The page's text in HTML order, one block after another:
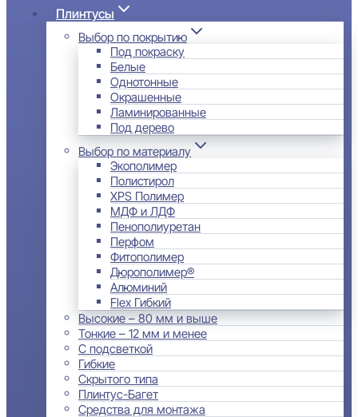
Плинтусы
Выбор по покрытию
Под покраску
Белые
Однотонные
Окрашенные
Ламинированные
Под дерево
Выбор по материалу
Экополимер
Полистирол
XPS Полимер
МДФ и ЛДФ
Пенополиуретан
Перфом
Фитополимер
Дюрополимер®
Алюминий
Flex Гибкий
Высокие – 80 мм и выше
Тонкие – 12 мм и менее
С подсветкой
Гибкие
Скрытого типа
Плинтус-Багет
Средства для монтажа